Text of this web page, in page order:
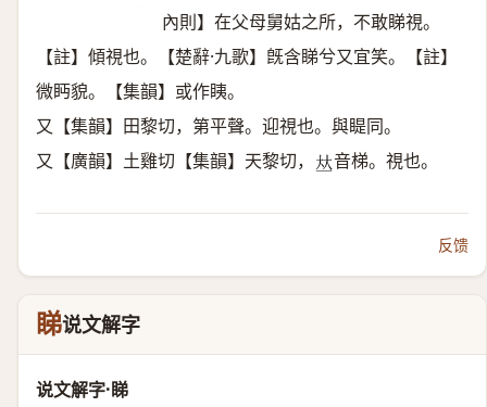
內則】在父母舅姑之所，不敢睇視。
【註】傾視也。【楚辭·九歌】旣含睇兮又宜笑。【註】
微眄貌。【集韻】或作眱。
又【集韻】田黎切，第平聲。迎視也。與睼同。
又【廣韻】土雞切【集韻】天黎切， 𠀤音梯。視也。
反馈
睇说文解字
说文解字·睇